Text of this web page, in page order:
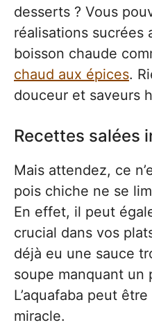
desserts ? Vous
réalisations sucrées
boisson chaude
chaud aux épices.
douceur et saveurs
Recettes salées
Mais attendez, ce
pois chiche ne se
En effet, il peut
crucial dans vos
déjà eu une sauce
soupe manquant un
L’aquafaba peut
miracle.